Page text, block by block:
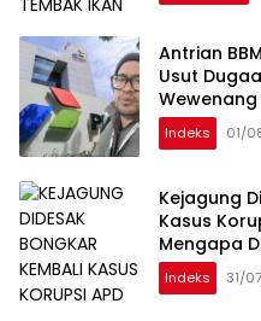
Antrian
Usut
Indeks 01/
Kejagung
Kasus
Mengapa
Tak
Indeks 31/